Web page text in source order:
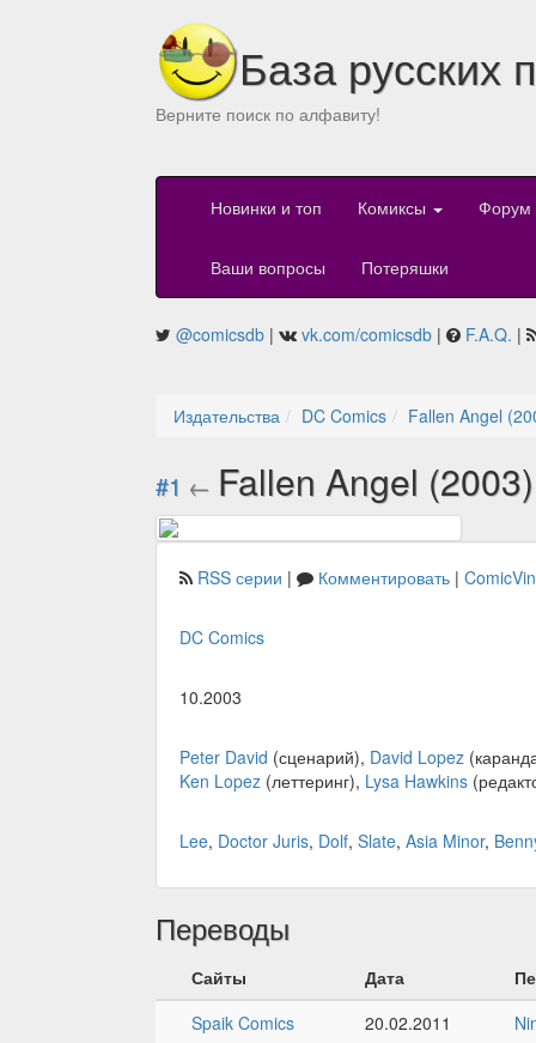
База русских
Верните поиск по алфавиту!
Новинки и топ Комиксы Форум
Ваши вопросы Потеряшки
@comicsdb | vk.com/comicsdb | F.A.Q. |
Издательства DC Comics Fallen Angel
#1 ← Fallen Angel
RSS серии | Комментировать |
DC Comics
10.2003
Peter David (сценарий), David Lopez
Ken Lopez (леттеринг), Lysa Hawkins
Lee, Doctor Juris, Dolf, Slate, Asia Minor,
Переводы
Сайты Дата
Spaik Comics
20.02.2011